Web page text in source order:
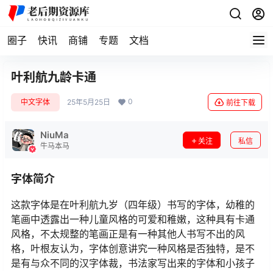
圈子 快讯 商铺 专题 文档
叶利航九龄卡通
中文字体 25年5月25日 0 前往下载
NiuMa
牛马本马
关注 私信
字体简介
这款字体是在叶利航九岁（四年级）书写的字体，幼稚的
笔画中透露出一种儿童风格的可爱和稚嫩，这种具有卡通
风格，不太规整的笔画正是有一种其他人书写不出的风
格，叶根友认为，字体创意讲究一种风格是否独特，是不
是有与众不同的汉字体裁，书法家写出来的字体和小孩子